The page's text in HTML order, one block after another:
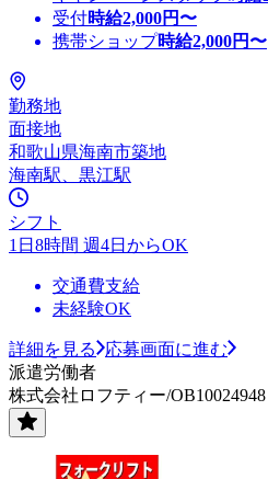
受付時給2,000円〜
携帯ショップ時給2,000円〜
勤務地
面接地
和歌山県海南市築地
海南駅、黒江駅
シフト
1日8時間 週4日からOK
交通費支給
未経験OK
詳細を見る
応募画面に進む
派遣労働者
株式会社ロフティー/OB10024948